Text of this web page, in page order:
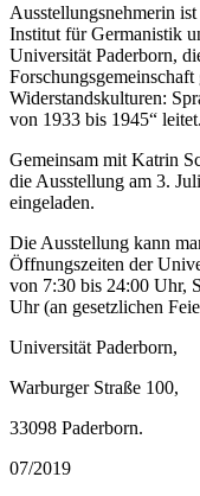
Ausstellungsnehmerin
Institut für Germanistik
Universität Paderborn,
Widerstandskulturen:
von 1933 bis 1945“ leitet.
Gemeinsam mit Katrin
die Ausstellung am 3.
eingeladen.
Die Ausstellung kann
Öffnungszeiten der
von 7:30 bis 24:00 Uhr,
Uhr (an gesetzlichen
Universität Paderborn,
Warburger Straße 100,
33098 Paderborn.
07/2019